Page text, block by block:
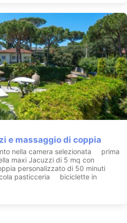
e massaggio di coppia
nella camera selezionata prima
maxi Jacuzzi di 5 mq con
personalizzato di 50 minuti
pasticceria biciclette in